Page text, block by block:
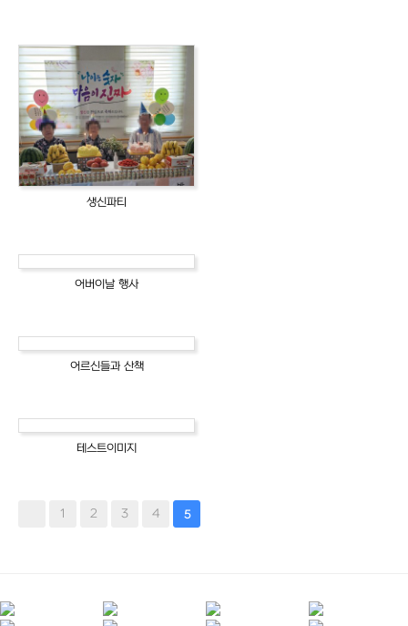
생신파티
어버이날 행사
어르신들과 산책
테스트이미지
1 2 3 4 5